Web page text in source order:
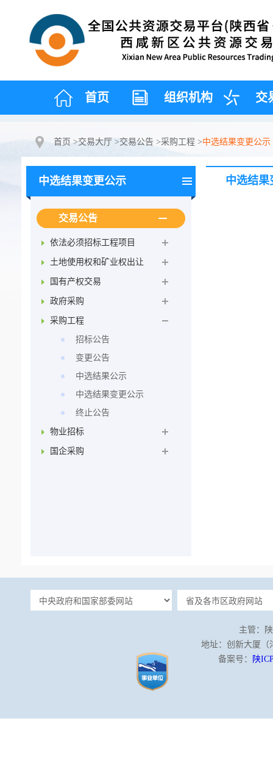
首页 组织机构 交
首页 >交易大厅 >交易公告 >采购工程 >中选结果变更公示
中选结果变更公示
交易公告
依法必须招标工程项目
土地使用权和矿业权出让
国有产权交易
政府采购
采购工程
招标公告
变更公告
中选结果公示
中选结果变更公示
终止公告
物业招标
国企采购
中选结果
主管：
地址：创新大厦（
备案号：
陕